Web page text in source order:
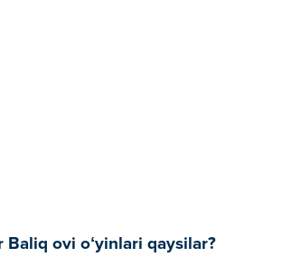
ovi oʻyinlari qaysilar?